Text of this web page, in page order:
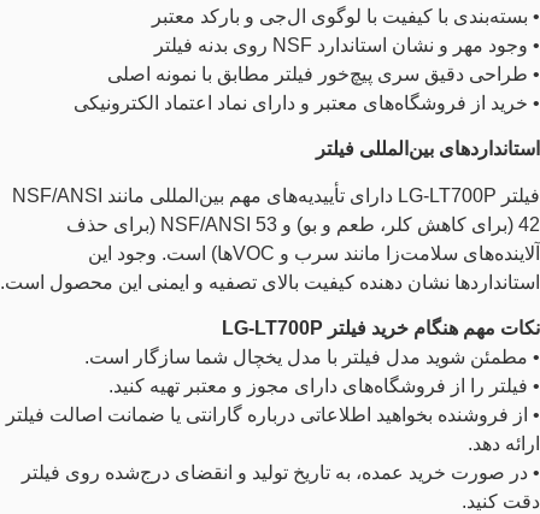
• بسته‌بندی با کیفیت با لوگوی ال‌جی و بارکد معتبر
• وجود مهر و نشان استاندارد NSF روی بدنه فیلتر
• طراحی دقیق سری پیچ‌خور فیلتر مطابق با نمونه اصلی
• خرید از فروشگاه‌های معتبر و دارای نماد اعتماد الکترونیکی
استانداردهای بین‌المللی فیلتر
فیلتر LG-LT700P دارای تأییدیه‌های مهم بین‌المللی مانند NSF/ANSI
42 (برای کاهش کلر، طعم و بو) و NSF/ANSI 53 (برای حذف
آلاینده‌های سلامت‌زا مانند سرب و VOCها) است. وجود این
استانداردها نشان‌ دهنده کیفیت بالای تصفیه و ایمنی این محصول است.
نکات مهم هنگام خرید فیلتر LG-LT700P
• مطمئن شوید مدل فیلتر با مدل یخچال شما سازگار است.
• فیلتر را از فروشگاه‌های دارای مجوز و معتبر تهیه کنید.
• از فروشنده بخواهید اطلاعاتی درباره گارانتی یا ضمانت اصالت فیلتر
ارائه دهد.
• در صورت خرید عمده، به تاریخ تولید و انقضای درج‌شده روی فیلتر
دقت کنید.